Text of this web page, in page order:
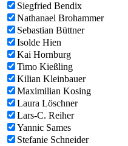
Siegfried Bendix
Nathanael Brohammer
Sebastian Büttner
Isolde Hien
Kai Hornburg
Timo Kießling
Kilian Kleinbauer
Maximilian Kosing
Laura Löschner
Lars-C. Reiher
Yannic Sames
Stefanie Schneider